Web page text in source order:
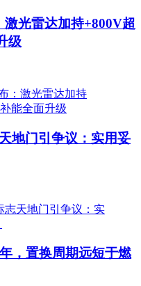
光雷达加持+800V超
级
地门引争议：实用妥
，置换周期远短于燃